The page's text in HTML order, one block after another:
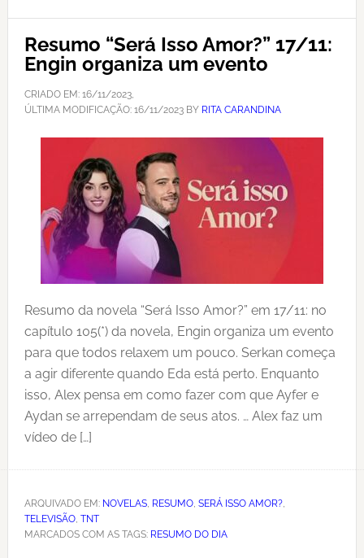
Resumo “Será Isso Amor?” 17/11:
Engin organiza um evento
CRIADO EM: 16/11/2023,
ÚLTIMA MODIFICAÇÃO: 16/11/2023BY RITA CARANDINA
Resumo da novela “Será Isso Amor?” em 17/11: no
capítulo 105(*) da novela, Engin organiza um evento
para que todos relaxem um pouco. Serkan começa
a agir diferente quando Eda está perto. Enquanto
isso, Alex pensa em como fazer com que Ayfer e
Aydan se arrependam de seus atos. … Alex faz um
vídeo de […]
ARQUIVADO EM: NOVELAS, RESUMO, SERÁ ISSO AMOR?,
TELEVISÃO, TNT
MARCADOS COM AS TAGS: RESUMO DO DIA